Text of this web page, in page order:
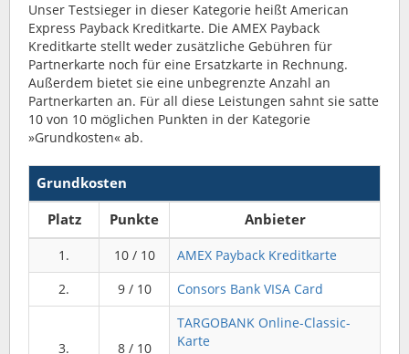
Unser Testsieger in dieser Kategorie heißt American
Express Payback Kreditkarte. Die AMEX Payback
Kreditkarte stellt weder zusätzliche Gebühren für
Partnerkarte noch für eine Ersatzkarte in Rechnung.
Außerdem bietet sie eine unbegrenzte Anzahl an
Partnerkarten an. Für all diese Leistungen sahnt sie satte
10 von 10 möglichen Punkten in der Kategorie
»Grundkosten« ab.
Grundkosten
Platz
Punkte Anbieter
1. 10 / 10
AMEX Payback Kreditkarte
2.
9 / 10 Consors Bank VISA Card
3. 8 / 10
TARGOBANK Online-Classic-
Karte